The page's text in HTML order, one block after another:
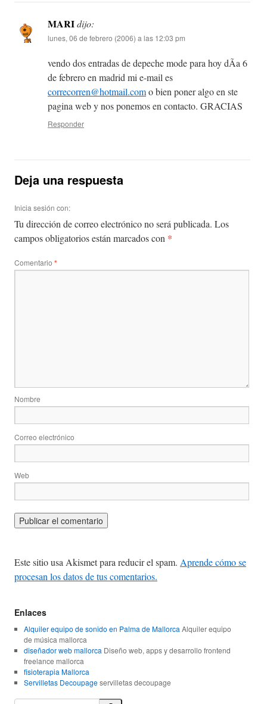
MARIdijo:
lunes, 06 de febrero (2006) a las 12:03 pm
vendo dos entradas de depeche mode para hoy dÃ­a 6
de febrero en madrid mi e-mail es
correcorren@hotmail.como bien poner algo en ste
pagina web y nos ponemos en contacto. GRACIAS
Responder
Deja una respuesta
Inicia sesión con:
Tu dirección de correo electrónico no será publicada. Los
campos obligatorios están marcados con *
Comentario *
Nombre
Correo electrónico
Web
Este sitio usa Akismet para reducir el spam. Aprende cómo se
procesan los datos de tus comentarios.
Enlaces
Alquiler equipo de sonido en Palma de Mallorca Alquiler equipo
de música mallorca
diseñador web mallorca Diseño web, apps y desarrollo frontend
freelance mallorca
fisioterapia Mallorca
Servilletas Decoupageservilletas decoupage